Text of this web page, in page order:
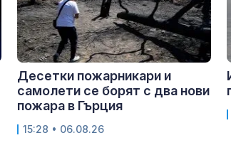
Десетки пожарникари и
самолети се борят с два нови
пожара в Гърция
15:28 • 06.08.26